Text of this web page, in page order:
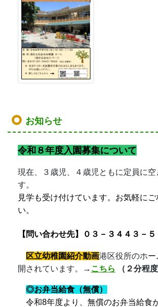
お知らせ
令和８年度入園募集について
現在、３歳児、４歳児ともに定員に空
す。
見学も受け付けています。 お気軽にご
い。
【問い合わせ先】０３－３４４３－５
区立幼稚園紹介動画港区役所のホ
開されています。
→ こちら （２分程
◎お弁当給食（無償）
令和8年度より、無償のお弁当給食